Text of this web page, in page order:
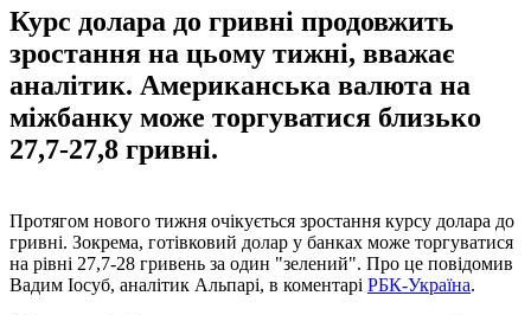
Курс долара до гривні продовжить
зростання на цьому тижні, вважає
аналітик. Американська валюта на
міжбанку може торгуватися близько
27,7-27,8 гривні.
Протягом нового тижня очікується зростання курсу долара до
гривні. Зокрема, готівковий долар у банках може торгуватися
на рівні 27,7-28 гривень за один "зелений". Про це повідомив
Вадим Іосуб, аналітик Альпарі, в коментарі РБК-Україна.